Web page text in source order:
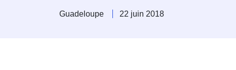
Guadeloupe 22 juin 2018